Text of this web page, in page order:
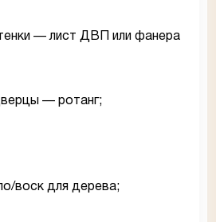
— лист ДВП или фанера
— ротанг;
воск для дерева;